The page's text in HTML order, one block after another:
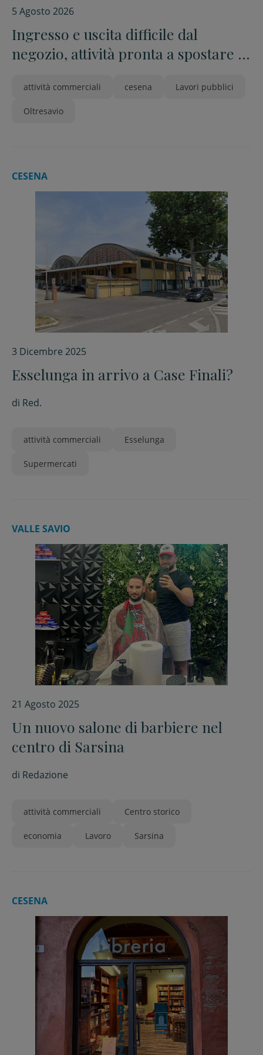
5 Agosto 2026
Ingresso e uscita difficile dal
negozio, attività pronta a spostare il
attività commerciali cesena Lavori pubblici
Oltresavio
CESENA
3 Dicembre 2025
Esselunga in arrivo a Case Finali?
di Red.
attività commerciali Esselunga
Supermercati
VALLE SAVIO
21 Agosto 2025
Un nuovo salone di barbiere nel
centro di Sarsina
di Redazione
attività commerciali Centro storico
economia Lavoro Sarsina
CESENA